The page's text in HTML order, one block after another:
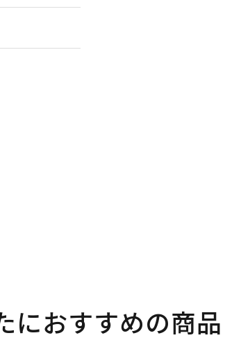
におすすめの商品